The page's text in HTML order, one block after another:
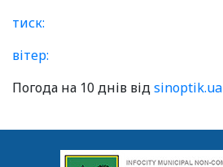
тиск:
вітер:
Погода на 10 днів відsinoptik.ua